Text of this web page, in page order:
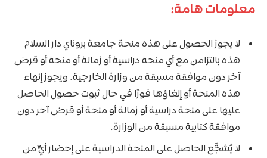
معلومات هامة:
لا يجوز الحصول على هذه منحة جامعة بروناي دار السلام
هذه بالتزامن مع أي منحة دراسية أو زمالة أو منحة أو قرض
آخر دون موافقة مسبقة من وزارة الخارجية. ويجوز إنهاء
هذه المنحة أو إلغاؤها فورًا في حال ثبوت حصول الحاصل
عليها على منحة دراسية أو زمالة أو منحة أو قرض آخر دون
موافقة كتابية مسبقة من الوزارة.
لا يُشجَّع الحاصل على المنحة الدراسية على إحضار أيٍّ من